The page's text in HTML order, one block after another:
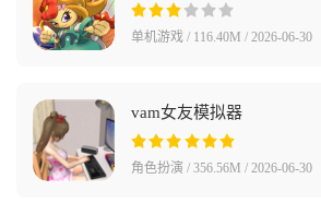
单机游戏 / 116.40M / 2026-06-30
vam女友模拟器
角色扮演 / 356.56M / 2026-06-30